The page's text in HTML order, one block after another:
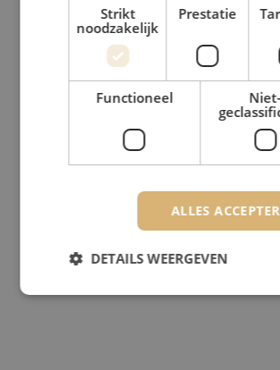
Strikt
noodzakelijk
Prestatie
Functioneel
ALLES
DETAILS WEERGEVEN